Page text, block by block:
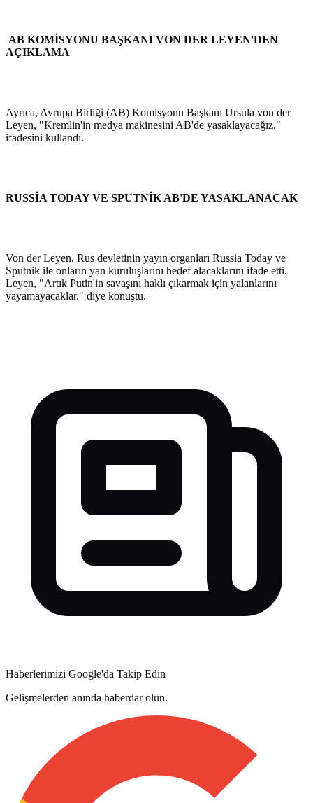
AB KOMİSYONU BAŞKANI VON DER LEYEN'DEN
AÇIKLAMA
Ayrıca, Avrupa Birliği (AB) Komisyonu Başkanı Ursula von der
Leyen, "Kremlin'in medya makinesini AB'de yasaklayacağız."
ifadesini kullandı.
RUSSİA TODAY VE SPUTNİK AB'DE YASAKLANACAK
Von der Leyen, Rus devletinin yayın organları Russia Today ve
Sputnik ile onların yan kuruluşlarını hedef alacaklarını ifade etti.
Leyen, "Artık Putin'in savaşını haklı çıkarmak için yalanlarını
yayamayacaklar." diye konuştu.
Haberlerimizi Google'da Takip Edin
Gelişmelerden anında haberdar olun.